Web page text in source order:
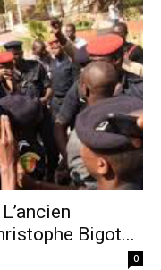
Bigot...
0